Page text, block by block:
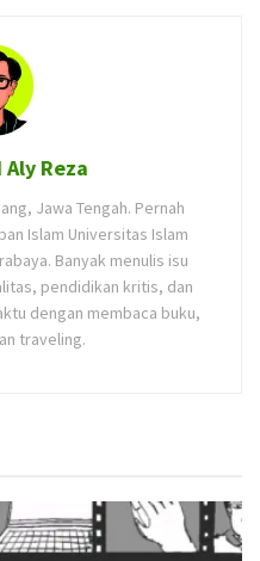
Reza
Jawa Tengah. Pernah
Islam Universitas Islam
Banyak menulis isu
pendidikan kritis, dan
dengan membaca buku,
traveling.